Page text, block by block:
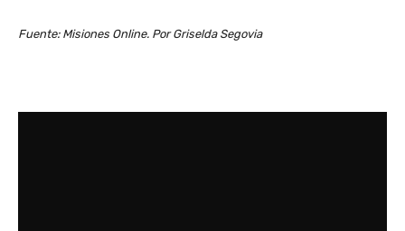
Fuente: Misiones Online. Por Griselda Segovia